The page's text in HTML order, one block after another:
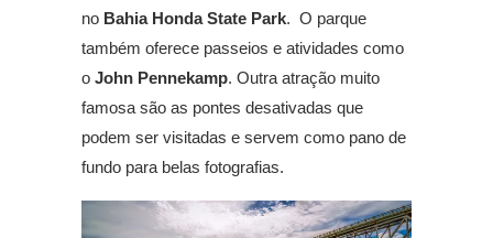
no Bahia Honda State Park. O parque
também oferece passeios e atividades como
o John Pennekamp. Outra atração muito
famosa são as pontes desativadas que
podem ser visitadas e servem como pano de
fundo para belas fotografias.